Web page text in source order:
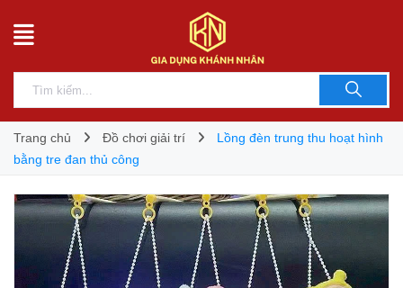
Trang chủ Đồ chơi giải trí
Lồng đèn trung thu hoạt hình
bằng tre đan thủ công